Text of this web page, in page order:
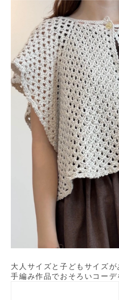
大人サイズと子どもサイズ
手編み作品でおそろいコーデ